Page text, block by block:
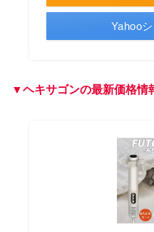
Yahoo
▼ヘキサゴンの最新価格情